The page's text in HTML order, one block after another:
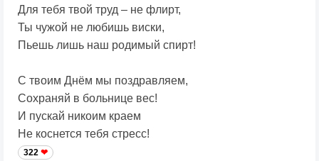
Для тебя твой труд – не флирт,
Ты чужой не любишь виски,
Пьешь лишь наш родимый спирт!
С твоим Днём мы поздравляем,
Сохраняй в больнице вес!
И пускай никоим краем
Не коснется тебя стресс!
322